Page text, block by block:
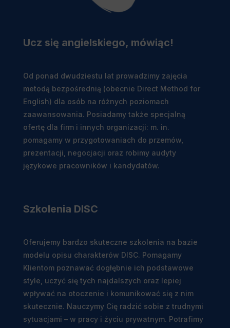
Ucz się angielskiego, mówiąc!
Od ponad dwudziestu lat prowadzimy zajęcia
metodą bezpośrednią (obecnie Direct Method for
English) dla osób na różnych poziomach
zaawansowania. Posiadamy także specjalną
ofertę dla firm i innych organizacji: m. in.
pomagamy w przygotowaniach do przemów,
prezentacji, negocjacji oraz robimy audyty
językowe pracowników i kandydatów.
Szkolenia DISC
Oferujemy bardzo skuteczne szkolenia na bazie
modelu opisu charakterów DISC. Pomagamy
Klientom poznawać dogłębnie ich podstawowe
style, uczyć się tych najdalszych oraz lepiej
wpływać na otoczenie i komunikować się z nim
skutecznie. Nauczymy Cię radzić sobie z trudnymi
sytuacjami – w pracy i życiu prywatnym. Potrafimy